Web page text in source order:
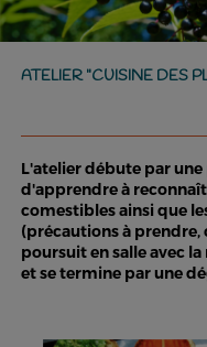
ATELIER "CUISINE DES
L'atelier débute par
d'apprendre à
comestibles ainsi que
(précautions à prendre,
poursuit en salle avec
et se termine par une